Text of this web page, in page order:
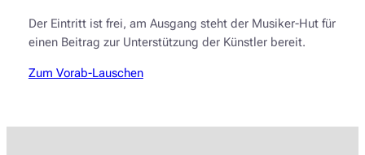
Der Eintritt ist frei, am Ausgang steht der Musiker-Hut für
einen Beitrag zur Unterstützung der Künstler bereit.
Zum Vorab-Lauschen